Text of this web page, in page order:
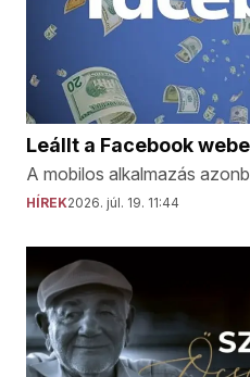
Leállt a Facebook
A mobilos alkalmazás
HÍREK2026. júl. 19. 11:44